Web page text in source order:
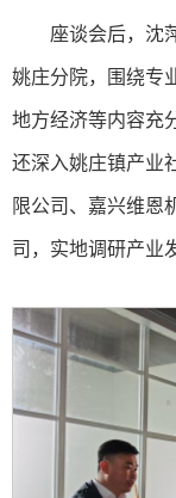
座谈会后，沈
姚庄分院，围绕专
地方经济等内容充
还深入姚庄镇产业
限公司、嘉兴维恩
司，实地调研产业